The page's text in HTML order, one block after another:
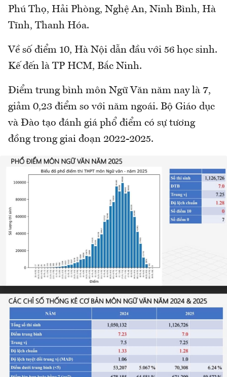
Phú Thọ, Hải Phòng, Nghệ An, Ninh Bình, Hà
Tĩnh, Thanh Hóa.
Về số điểm 10, Hà Nội dẫn đầu với 56 học sinh.
Kế đến là TP HCM, Bắc Ninh.
Điểm trung bình môn Ngữ Văn năm nay là 7,
giảm 0,23 điểm so với năm ngoái. Bộ Giáo dục
và Đào tạo đánh giá phổ điểm có sự tương
đồng trong giai đoạn 2022-2025.